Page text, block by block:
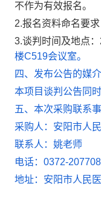
不作为有效报名。
2.报名资料命名要求
3.谈判时间及地点：
楼C519会议室。
四、发布公告的媒介
本项目谈判公告同
五、本次采购联系事
采购人：安阳市人
联系人： 姚老师
电话： 0372-207708
地址：安阳市人民